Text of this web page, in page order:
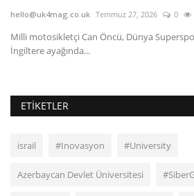
hello@uk4mag.co.uk Temmuz 27, 2026 0
Milli motosikletçi Can Öncü, Dünya
İngiltere ayağında...
ETIKETLER
israil #Inovasyon #University
Azerbaycan Devlet Üniversitesi